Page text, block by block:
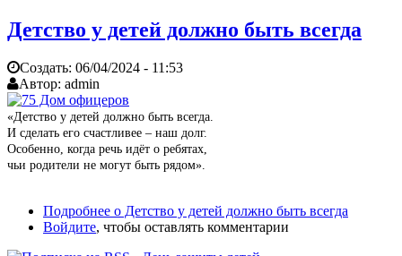
Детство у детей должно быть всегда
Создать: 06/04/2024 - 11:53
Автор: admin
«Детство у детей должно быть всегда.
И сделать его счастливее – наш долг.
Особенно, когда речь идёт о ребятах,
чьи родители не могут быть рядом».
Подробнее о Детство у детей должно быть всегда
Войдите, чтобы оставлять комментарии